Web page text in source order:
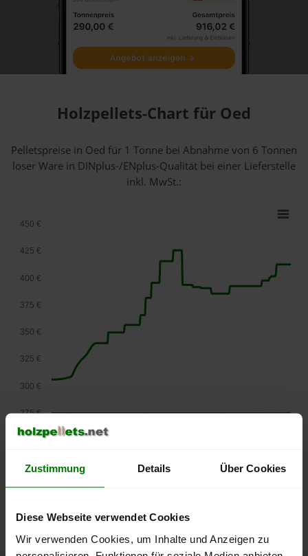
Zustimmung Details Über Cookies
Diese Webseite verwendet Cookies
Wir verwenden Cookies, um Inhalte und Anzeigen zu
Holzpellets-Chart für Oed
Pelletspreise in Oed für 1 Tonne bei Abnahmevon 6 Tonnen
loser Ware in DINplus-/ENplus-Qualität bei einer Lieferstelle
inkl. MwSt.:
2025
275 €
300 €
325 €
350 €
375 €
400 €
425 €
450 €
nachvollziehen.